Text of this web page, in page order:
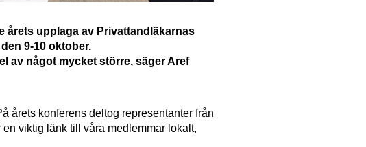
årets upplaga av Privattandläkarnas
9-10 oktober.
av något mycket större, säger Aref
årets konferens deltog representanter från
viktig länk till våra medlemmar lokalt,